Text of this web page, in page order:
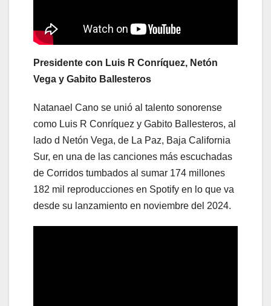
Presidente con Luis R Conríquez, Netón
Vega y Gabito Ballesteros
Natanael Cano se unió al talento sonorense
como Luis R Conríquez y Gabito Ballesteros, al
lado d Netón Vega, de La Paz, Baja California
Sur, en una de las canciones más escuchadas
de Corridos tumbados al sumar 174 millones
182 mil reproducciones en Spotify en lo que va
desde su lanzamiento en noviembre del 2024.